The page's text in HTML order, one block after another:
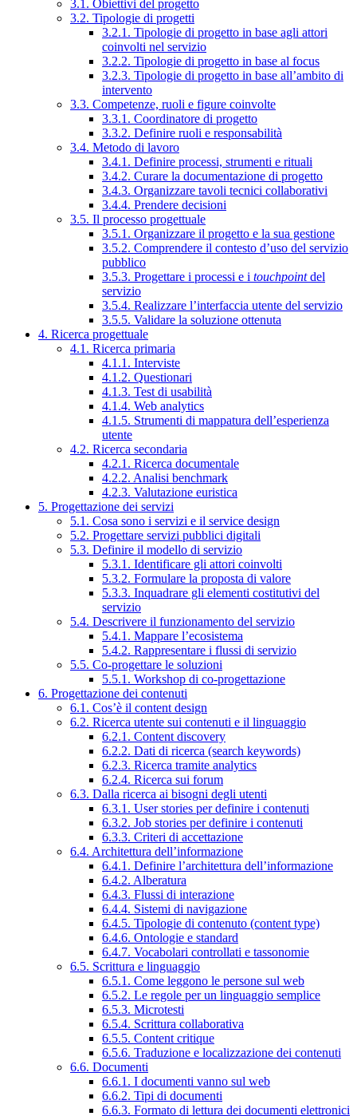
3.1. Obiettivi del progetto
3.2. Tipologie di progetti
3.2.1. Tipologie di progetto in base agli attori
coinvolti nel servizio
3.2.2. Tipologie di progetto in base al focus
3.2.3. Tipologie di progetto in base all’ambito di
intervento
3.3. Competenze, ruoli e figure coinvolte
3.3.1. Coordinatore di progetto
3.3.2. Definire ruoli e responsabilità
3.4. Metodo di lavoro
3.4.1. Definire processi, strumenti e rituali
3.4.2. Curare la documentazione di progetto
3.4.3. Organizzare tavoli tecnici collaborativi
3.4.4. Prendere decisioni
3.5. Il processo progettuale
3.5.1. Organizzare il progetto e la sua gestione
3.5.2. Comprendere il contesto d’uso del servizio
pubblico
3.5.3. Progettare i processi e i touchpointdel
servizio
3.5.4. Realizzare l’interfaccia utente del servizio
3.5.5. Validare la soluzione ottenuta
4. Ricerca progettuale
4.1. Ricerca primaria
4.1.1. Interviste
4.1.2. Questionari
4.1.3. Test di usabilità
4.1.4. Web analytics
4.1.5. Strumenti di mappatura dell’esperienza
utente
4.2. Ricerca secondaria
4.2.1. Ricerca documentale
4.2.2. Analisi benchmark
4.2.3. Valutazione euristica
5. Progettazione dei servizi
5.1. Cosa sono i servizi e il service design
5.2. Progettare servizi pubblici digitali
5.3. Definire il modello di servizio
5.3.1. Identificare gli attori coinvolti
5.3.2. Formulare la proposta di valore
5.3.3. Inquadrare gli elementi costitutivi del
servizio
5.4. Descrivere il funzionamento del servizio
5.4.1. Mappare l’ecosistema
5.4.2. Rappresentare i flussi di servizio
5.5. Co-progettare le soluzioni
5.5.1. Workshop di co-progettazione
6. Progettazione dei contenuti
6.1. Cos’è il content design
6.2. Ricerca utente sui contenuti e il linguaggio
6.2.1. Content discovery
6.2.2. Dati di ricerca (search keywords)
6.2.3. Ricerca tramite analytics
6.2.4. Ricerca sui forum
6.3. Dalla ricerca ai bisogni degli utenti
6.3.1. User stories per definire i contenuti
6.3.2. Job stories per definire i contenuti
6.3.3. Criteri di accettazione
6.4. Architettura dell’informazione
6.4.1. Definire l’architettura dell’informazione
6.4.2. Alberatura
6.4.3. Flussi di interazione
6.4.4. Sistemi di navigazione
6.4.5. Tipologie di contenuto (content type)
6.4.6. Ontologie e standard
6.4.7. Vocabolari controllati e tassonomie
6.5. Scrittura e linguaggio
6.5.1. Come leggono le persone sul web
6.5.2. Le regole per un linguaggio semplice
6.5.3. Microtesti
6.5.4. Scrittura collaborativa
6.5.5. Content critique
6.5.6. Traduzione e localizzazione dei contenuti
6.6. Documenti
6.6.1. I documenti vanno sul web
6.6.2. Tipi di documenti
6.6.3. Formato di lettura dei documenti elettronici